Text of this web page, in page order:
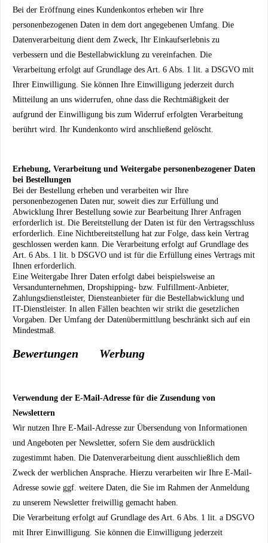
Bei der Eröffnung eines Kundenkontos erheben wir Ihre
personenbezogenen Daten in dem dort angegebenen Umfang. Die
Datenverarbeitung dient dem Zweck, Ihr Einkaufserlebnis zu
verbessern und die Bestellabwicklung zu vereinfachen. Die
Verarbeitung erfolgt auf Grundlage des Art. 6 Abs. 1 lit. a DSGVO mit
Ihrer Einwilligung. Sie können Ihre Einwilligung jederzeit durch
Mitteilung an uns widerrufen, ohne dass die Rechtmäßigkeit der
aufgrund der Einwilligung bis zum Widerruf erfolgten Verarbeitung
berührt wird. Ihr Kundenkonto wird anschließend gelöscht.
Erhebung, Verarbeitung und Weitergabe personenbezogener Daten
bei Bestellungen
Bei der Bestellung erheben und verarbeiten wir Ihre
personenbezogenen Daten nur, soweit dies zur Erfüllung und
Abwicklung Ihrer Bestellung sowie zur Bearbeitung Ihrer Anfragen
erforderlich ist. Die Bereitstellung der Daten ist für den Vertragsschluss
erforderlich. Eine Nichtbereitstellung hat zur Folge, dass kein Vertrag
geschlossen werden kann. Die Verarbeitung erfolgt auf Grundlage des
Art. 6 Abs. 1 lit. b DSGVO und ist für die Erfüllung eines Vertrags mit
Ihnen erforderlich.
Eine Weitergabe Ihrer Daten erfolgt dabei beispielsweise an
Versandunternehmen, Dropshipping- bzw. Fulfillment-Anbieter,
Zahlungsdienstleister, Diensteanbieter für die Bestellabwicklung und
IT-Dienstleister. In allen Fällen beachten wir strikt die gesetzlichen
Vorgaben. Der Umfang der Datenübermittlung beschränkt sich auf ein
Mindestmaß.
Bewertungen Werbung
Verwendung der E-Mail-Adresse für die Zusendung von
Newslettern
Wir nutzen Ihre E-Mail-Adresse zur Übersendung von Informationen
und Angeboten per Newsletter, sofern Sie dem ausdrücklich
zugestimmt haben. Die Datenverarbeitung dient ausschließlich dem
Zweck der werblichen Ansprache. Hierzu verarbeiten wir Ihre E-Mail-
Adresse sowie ggf. weitere Daten, die Sie im Rahmen der Anmeldung
zu unserem Newsletter freiwillig gemacht haben.
Die Verarbeitung erfolgt auf Grundlage des Art. 6 Abs. 1 lit. a DSGVO
mit Ihrer Einwilligung. Sie können die Einwilligung jederzeit